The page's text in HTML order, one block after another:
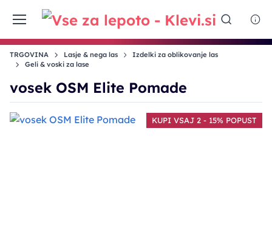
TRGOVINA Lasje & nega las
Izdelki za oblikovanje las
Geli & voski za lase
vosek OSM Elite Pomade
KUPI VSAJ 2 - 15% POPUST